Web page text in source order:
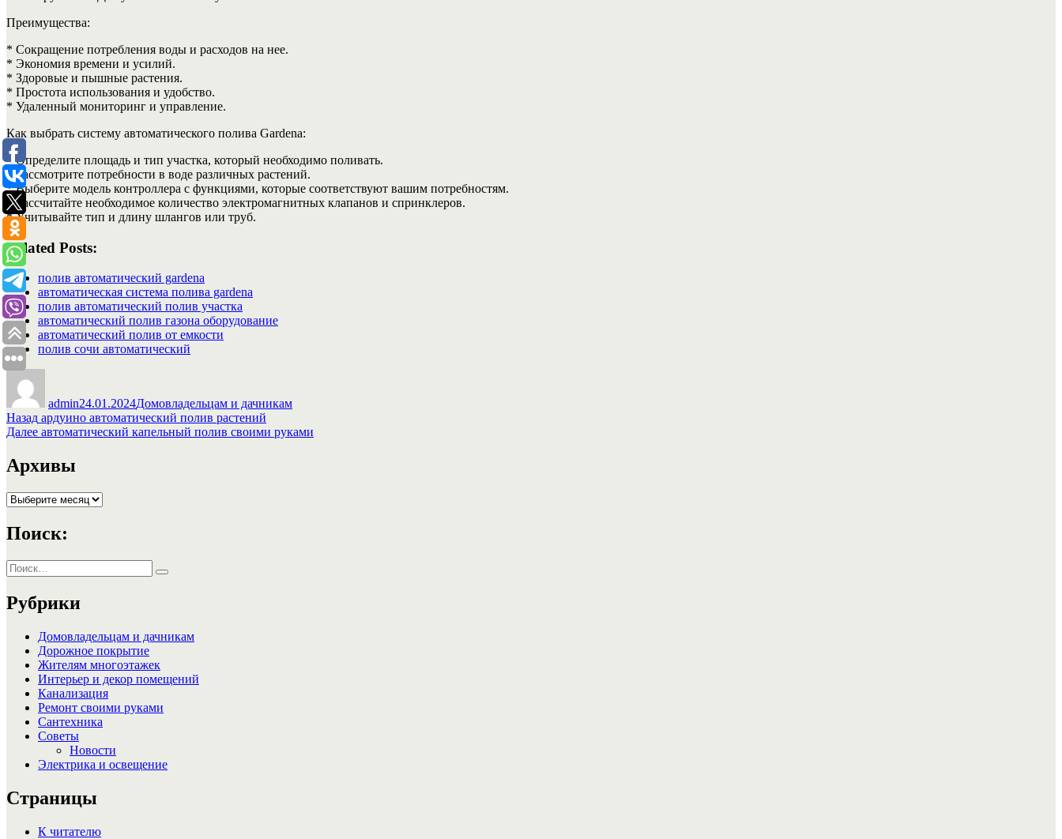
Преимущества:
* Сокращение потребления воды и расходов на нее.
* Экономия времени и усилий.
* Здоровые и пышные растения.
* Простота использования и удобство.
* Удаленный мониторинг и управление.
Как выбрать систему автоматического полива Gardena:
* Определите площадь и тип участка, который необходимо поливать.
* Рассмотрите потребности в воде различных растений.
* Выберите модель контроллера с функциями, которые соответствуют вашим потребностям.
* Рассчитайте необходимое количество электромагнитных клапанов и спринклеров.
* Учитывайте тип и длину шлангов или труб.
Related Posts:
полив автоматический gardena
автоматическая система полива gardena
полив автоматический полив участка
автоматический полив газона оборудование
автоматический полив от емкости
полив сочи автоматический
admin24.01.2024Домовладельцам и дачникам
Навигация
по
записям
Назад Предыдущая
запись:
ардуино автоматический полив растений
Далее Следующая
автоматический капельный полив своими руками
Архивы
Архивы
Поиск:
Искать:
Поиск
Рубрики
Домовладельцам и дачникам
Дорожное покрытие
Жителям многоэтажек
Интерьер и декор помещений
Канализация
Ремонт своими руками
Сантехника
Советы
Новости
Электрика и освещение
Страницы
К читателю